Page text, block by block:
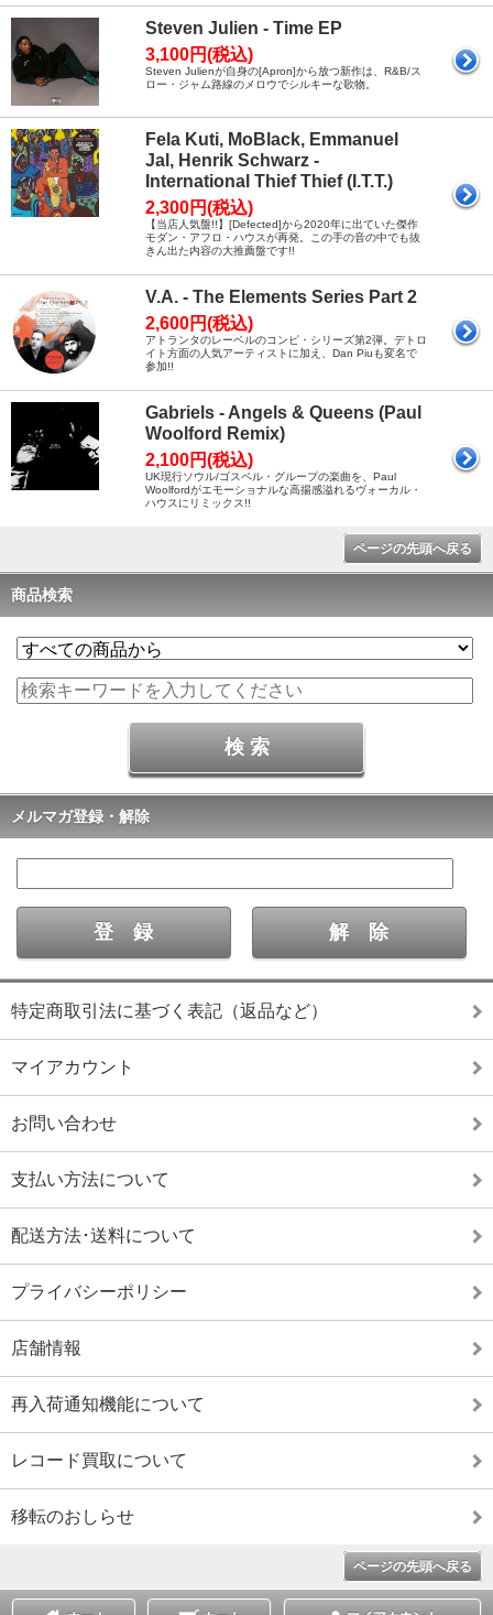
Steven Julien - Time EP
3,100円(税込)
Steven Julienが自身の[Apron]から放つ新作は、R&B/ス
ロー・ジャム路線のメロウでシルキーな歌物。
Fela Kuti, MoBlack, Emmanuel
Jal, Henrik Schwarz -
International Thief Thief (I.T.T.)
2,300円(税込)
【当店人気盤!!】[Defected]から2020年に出ていた傑作
モダン・アフロ・ハウスが再発。この手の音の中でも抜
きん出た内容の大推薦盤です!!
V.A. - The Elements Series Part 2
2,600円(税込)
アトランタのレーベルのコンピ・シリーズ第2弾。デトロ
イト方面の人気アーティストに加え、Dan Piuも変名で
参加!!
Gabriels - Angels & Queens (Paul
Woolford Remix)
2,100円(税込)
UK現行ソウル/ゴスペル・グループの楽曲を、Paul
Woolfordがエモーショナルな高揚感溢れるヴォーカル・
ハウスにリミックス!!
ページの先頭へ戻る
商品検索
メルマガ登録・解除
特定商取引法に基づく表記（返品など）
マイアカウント
お問い合わせ
支払い方法について
配送方法･送料について
プライバシーポリシー
店舗情報
再入荷通知機能について
レコード買取について
移転のおしらせ
ページの先頭へ戻る